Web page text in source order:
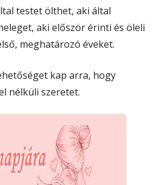
testet ölthet, aki által
aki először érinti és öleli
meghatározó éveket.
kap arra, hogy
nélküli szeretet.